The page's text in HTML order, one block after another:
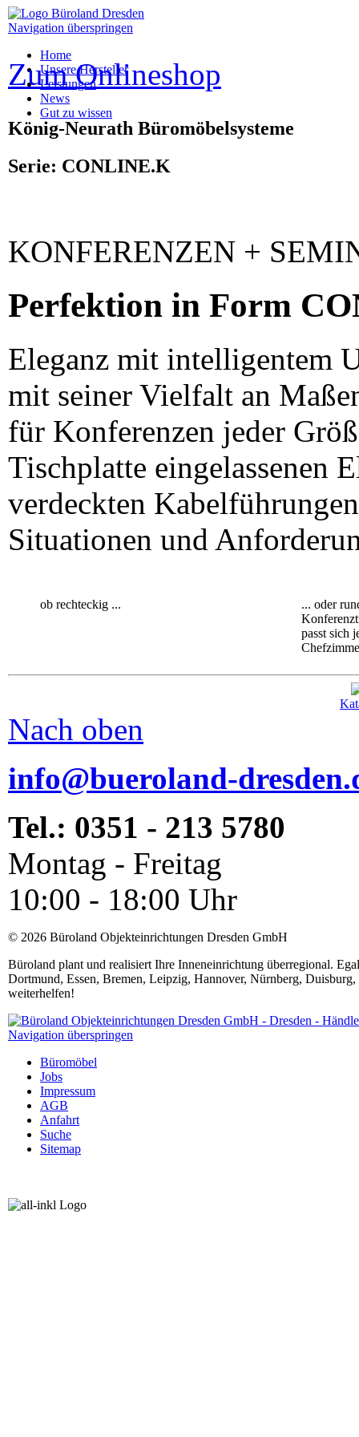
Navigation überspringen
Home
Unsere Hersteller
Leistungen
News
Gut zu wissen
Zum Onlineshop
König-Neurath Büromöbelsysteme
Serie: CONLINE.K
KONFERENZEN +
Perfektion in Form
Eleganz mit intelligentem
mit seiner Vielfalt an
für Konferenzen jeder
Tischplatte eingelassenen
verdeckten
Situationen und
ob rechteckig ...
... oder
passt sich
Nach oben
info@bueroland-
Tel.: 0351 - 213 5780
Montag - Freitag
10:00 - 18:00 Uhr
© 2026 Büroland Objekteinrichtungen Dresden GmbH
Büroland plant und realisiert Ihre Inneneinrichtung überregional.
Dortmund, Essen, Bremen, Leipzig, Hannover, Nürnberg,
weiterhelfen!
Navigation überspringen
Büromöbel
Jobs
Impressum
AGB
Anfahrt
Suche
Sitemap